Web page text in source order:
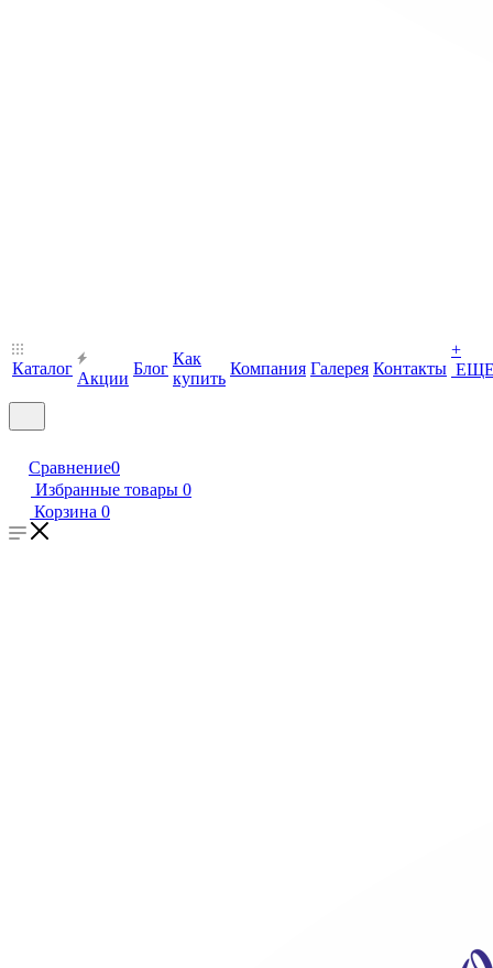
Каталог
Акции
Блог
Как
купить
Компания Галерея Контакты
+
Сравнение0
Избранные товары 0
Корзина 0